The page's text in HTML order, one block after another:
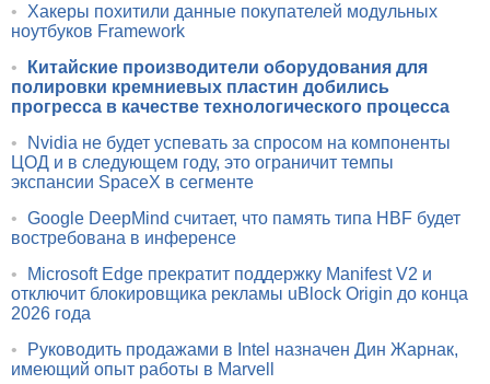
•
Хакеры похитили данные покупателей модульных
ноутбуков Framework
•
Китайские производители оборудования для
полировки кремниевых пластин добились
прогресса в качестве технологического процесса
•
Nvidia не будет успевать за спросом на компоненты
ЦОД и в следующем году, это ограничит темпы
экспансии SpaceX в сегменте
• Google DeepMind считает, что память типа HBF будет
востребована в инференсе
•
Microsoft Edge прекратит поддержку Manifest V2 и
отключит блокировщика рекламы uBlock Origin до конца
2026 года
•
Руководить продажами в Intel назначен Дин Жарнак,
имеющий опыт работы в Marvell